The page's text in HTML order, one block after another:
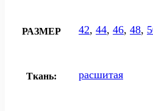
РАЗМЕР 42, 44, 46, 48,
Ткань: расшитая